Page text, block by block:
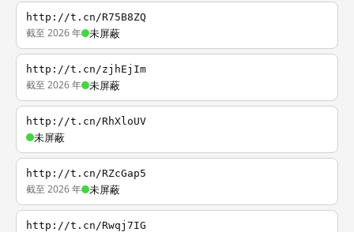
http://t.cn/R75B8ZQ
截至 2026 年 未屏蔽
http://t.cn/zjhEjIm
截至 2026 年 未屏蔽
http://t.cn/RhXloUV
未屏蔽
http://t.cn/RZcGap5
截至 2026 年 未屏蔽
http://t.cn/Rwqj7IG